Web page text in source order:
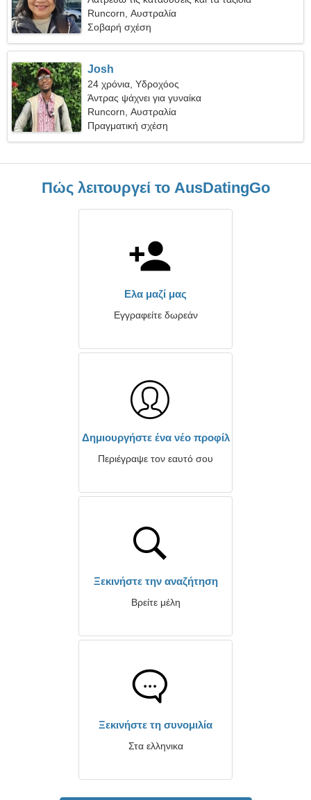
Runcorn, Αυστραλία
Σοβαρή σχέση
Josh
24 χρόνια, Υδροχόος
Άντρας ψάχνει για γυναίκα
Runcorn, Αυστραλία
Πραγματική σχέση
Πώς λειτουργεί το AusDatingGo
Ελα μαζί μας
Εγγραφείτε δωρεάν
Δημιουργήστε ένα νέο προφίλ
Περιέγραψε τον εαυτό σου
Ξεκινήστε την αναζήτηση
Βρείτε μέλη
Ξεκινήστε τη συνομιλία
Στα ελληνικα